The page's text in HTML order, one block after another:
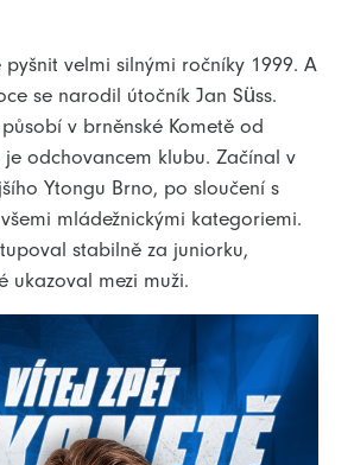
pyšnit velmi silnými ročníky 1999. A
se narodil útočník Jan Süss.
v brněnské Kometě od
je odchovancem klubu. Začínal v
Ytongu Brno, po sloučení s
mládežnickými kategoriemi.
stabilně za juniorku,
ukazoval mezi muži.